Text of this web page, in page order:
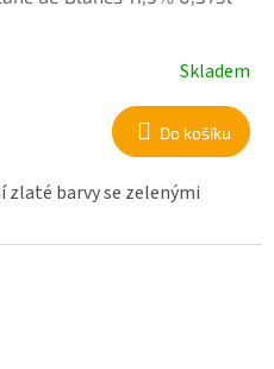
Skladem
Do košíku
barvy se zelenými